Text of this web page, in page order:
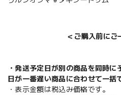
＜ご購入前にご
・発送予定日が別の商品を同時
日が一番遅い商品に合わせて一括
・表示金額は税込み価格です。